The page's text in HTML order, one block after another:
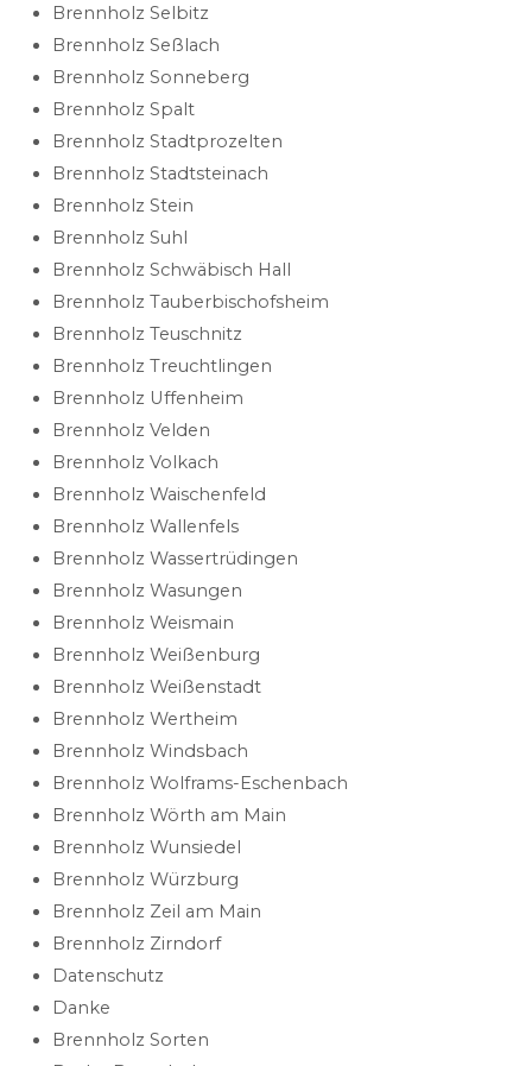
Brennholz Selbitz
Brennholz Seßlach
Brennholz Sonneberg
Brennholz Spalt
Brennholz Stadtprozelten
Brennholz Stadtsteinach
Brennholz Stein
Brennholz Suhl
Brennholz Schwäbisch Hall
Brennholz Tauberbischofsheim
Brennholz Teuschnitz
Brennholz Treuchtlingen
Brennholz Uffenheim
Brennholz Velden
Brennholz Volkach
Brennholz Waischenfeld
Brennholz Wallenfels
Brennholz Wassertrüdingen
Brennholz Wasungen
Brennholz Weismain
Brennholz Weißenburg
Brennholz Weißenstadt
Brennholz Wertheim
Brennholz Windsbach
Brennholz Wolframs-Eschenbach
Brennholz Wörth am Main
Brennholz Wunsiedel
Brennholz Würzburg
Brennholz Zeil am Main
Brennholz Zirndorf
Datenschutz
Danke
Brennholz Sorten